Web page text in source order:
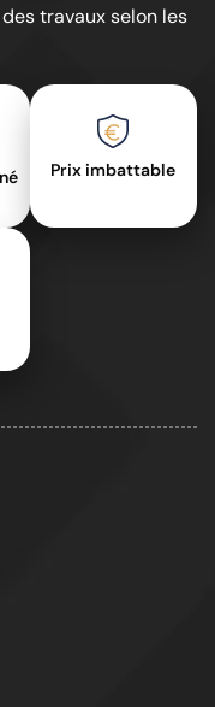
travaux selon les
Prix imbattable